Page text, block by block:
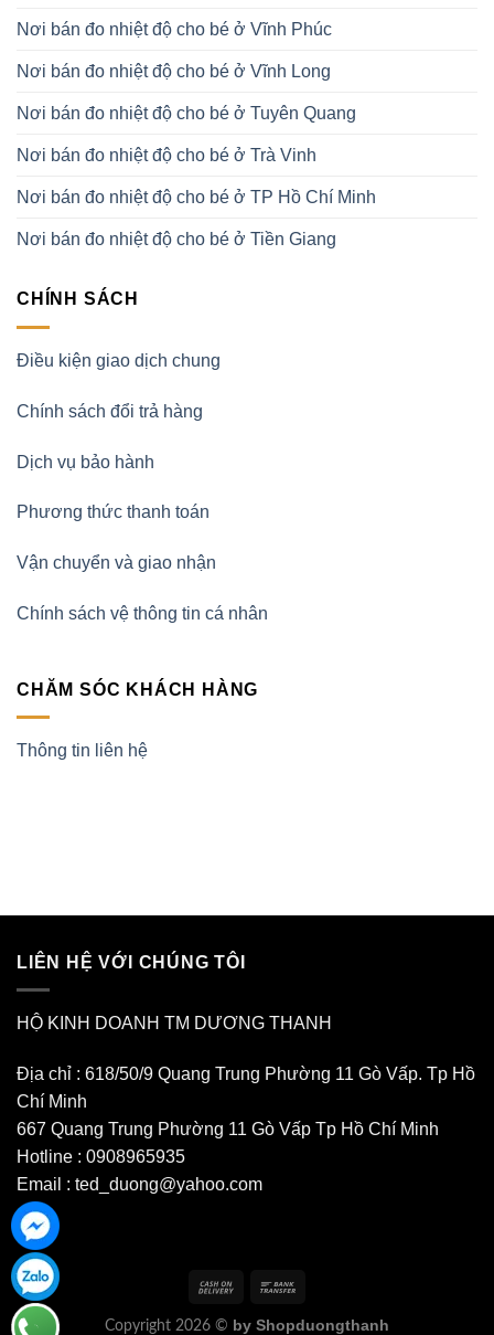
Nơi bán đo nhiệt độ cho bé ở Vĩnh Phúc
Nơi bán đo nhiệt độ cho bé ở Vĩnh Long
Nơi bán đo nhiệt độ cho bé ở Tuyên Quang
Nơi bán đo nhiệt độ cho bé ở Trà Vinh
Nơi bán đo nhiệt độ cho bé ở TP Hồ Chí Minh
Nơi bán đo nhiệt độ cho bé ở Tiền Giang
CHÍNH SÁCH
Điều kiện giao dịch chung
Chính sách đổi trả hàng
Dịch vụ bảo hành
Phương thức thanh toán
Vận chuyển và giao nhận
Chính sách vệ thông tin cá nhân
CHĂM SÓC KHÁCH HÀNG
Thông tin liên hệ
LIÊN HỆ VỚI CHÚNG TÔI
HỘ KINH DOANH TM DƯƠNG THANH
Địa chỉ : 618/50/9 Quang Trung Phường 11 Gò Vấp. Tp Hồ
Chí Minh
667 Quang Trung Phường 11 Gò Vấp Tp Hồ Chí Minh
Hotline : 0908965935
Email : ted_duong@yahoo.com
Copyright 2026 © by Shopduongthanh